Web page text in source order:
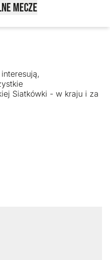
MECZE
Siatkówki - w kraju i za